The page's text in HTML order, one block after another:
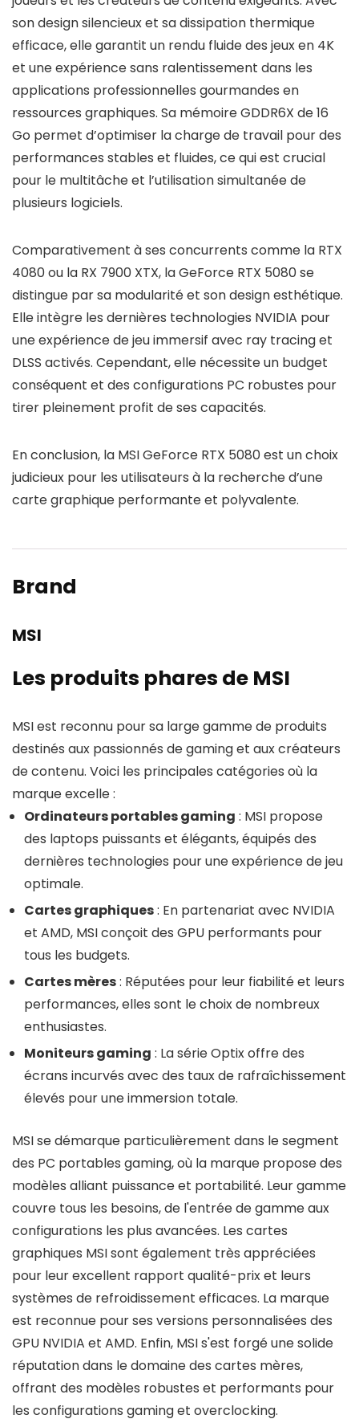
son design silencieux et sa dissipation thermique
efficace, elle garantit un rendu fluide des jeux en 4K
et une expérience sans ralentissement dans les
applications professionnelles gourmandes en
ressources graphiques. Sa mémoire GDDR6X de 16
Go permet d’optimiser la charge de travail pour des
performances stables et fluides, ce qui est crucial
pour le multitâche et l’utilisation simultanée de
plusieurs logiciels.
Comparativement à ses concurrents comme la RTX
4080 ou la RX 7900 XTX, la GeForce RTX 5080 se
distingue par sa modularité et son design esthétique.
Elle intègre les dernières technologies NVIDIA pour
une expérience de jeu immersif avec ray tracing et
DLSS activés. Cependant, elle nécessite un budget
conséquent et des configurations PC robustes pour
tirer pleinement profit de ses capacités.
En conclusion, la MSI GeForce RTX 5080 est un choix
judicieux pour les utilisateurs à la recherche d’une
carte graphique performante et polyvalente.
Brand
MSI
Les produits phares de MSI
MSI est reconnu pour sa large gamme de produits
destinés aux passionnés de gaming et aux créateurs
de contenu. Voici les principales catégories où la
marque excelle :
Ordinateurs portables gaming : MSI propose
des laptops puissants et élégants, équipés des
dernières technologies pour une expérience de jeu
optimale.
Cartes graphiques: En partenariat avec NVIDIA
et AMD, MSI conçoit des GPU performants pour
tous les budgets.
Cartes mères: Réputées pour leur fiabilité et leurs
performances, elles sont le choix de nombreux
enthusiastes.
Moniteurs gaming : La série Optix offre des
écrans incurvés avec des taux de rafraîchissement
élevés pour une immersion totale.
MSI se démarque particulièrement dans le segment
des PC portables gaming, où la marque propose des
modèles alliant puissance et portabilité. Leur gamme
couvre tous les besoins, de l'entrée de gamme aux
configurations les plus avancées. Les cartes
graphiques MSI sont également très appréciées
pour leur excellent rapport qualité-prix et leurs
systèmes de refroidissement efficaces. La marque
est reconnue pour ses versions personnalisées des
GPU NVIDIA et AMD. Enfin, MSI s'est forgé une solide
réputation dans le domaine des cartes mères,
offrant des modèles robustes et performants pour
les configurations gaming et overclocking.